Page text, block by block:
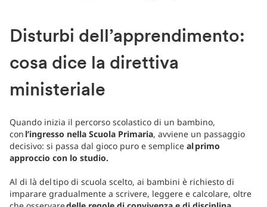
Disturbi dell’apprendimento:
cosa dice la direttiva
ministeriale
Quando inizia il percorso scolastico di un bambino,
con l’ingresso nella Scuola Primaria, avviene un passaggio
decisivo: si passa dal gioco puro e semplice al primo
approccio con lo studio.
Al di là del tipo di scuola scelto, ai bambini è richiesto di
imparare gradualmente a scrivere, leggere e calcolare, oltre